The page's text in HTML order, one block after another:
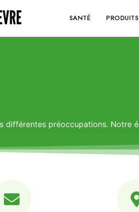
SANTÉ PRODUITS
différentes préoccupations. Notre